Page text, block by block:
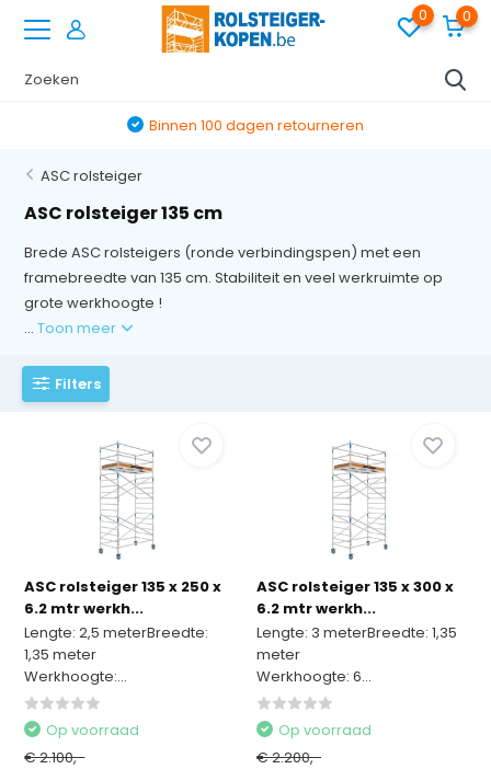
0 0
Binnen 100 dagen retourneren
ASC rolsteiger
ASC rolsteiger 135 cm
Brede ASC rolsteigers (ronde verbindingspen) met een
framebreedte van 135 cm. Stabiliteit en veel werkruimte op
grote werkhoogte !
...Toon meer
Filters
ASC rolsteiger 135 x 250 x
6.2 mtr werkh...
Lengte: 2,5 meterBreedte:
1,35 meter
Werkhoogte:...
Op voorraad
€ 2.100,-
ASC rolsteiger 135 x 300 x
6.2 mtr werkh...
Lengte: 3 meterBreedte: 1,35
meter
Werkhoogte: 6...
Op voorraad
€ 2.200,-